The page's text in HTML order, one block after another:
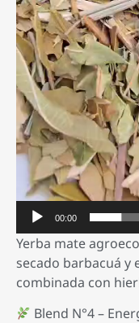
00:00
Yerba mate
secado barbacuá y
combinada con
Blend N°4 –